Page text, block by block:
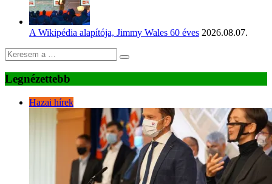
A Wikipédia alapítója, Jimmy Wales 60 éves 2026.08.07.
Legnézettebb
Hazai hírek